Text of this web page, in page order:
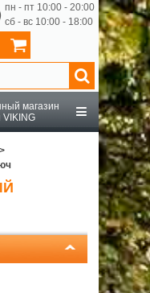
пн - пт 10:00 - 20:00
сб - вс 10:00 - 18:00
магазин
VIKING
>